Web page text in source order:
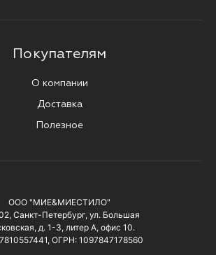
Покупателям
О компании
Доставка
Полезное
ООО "МИЕ&МИЕСТИЛО"
Санкт-Петербург, ул. Большая
д. 1-3, литер А, офис 10.
ОГРН: 1097847178560